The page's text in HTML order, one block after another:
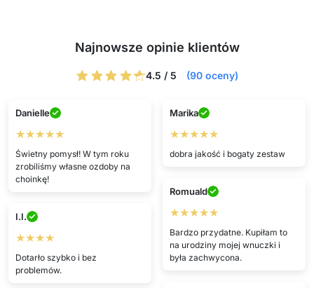
Najnowsze opinie klientów
4.5 / 5 (90 oceny)
Danielle
★★★★★
Świetny pomysł! W tym roku
zrobiliśmy własne ozdoby na
choinkę!
Marika
★★★★★
dobra jakość i bogaty zestaw
Romuald
★★★★★
Bardzo przydatne. Kupiłam to
na urodziny mojej wnuczki i
była zachwycona.
I.I.
★★★★
Dotarło szybko i bez
problemów.